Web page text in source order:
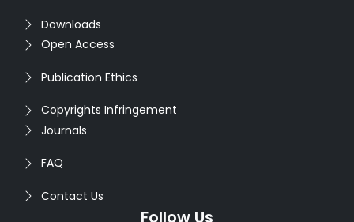
Downloads
Open Access
Publication Ethics
Copyrights Infringement
Journals
FAQ
Contact Us
Follow Us